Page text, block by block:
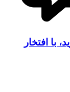
با افتخار